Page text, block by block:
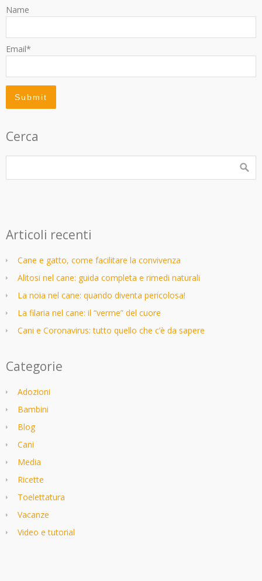
Name
Email*
Cerca
Articoli recenti
Cane e gatto, come facilitare la convivenza
Alitosi nel cane: guida completa e rimedi naturali
La noia nel cane: quando diventa pericolosa!
La filaria nel cane: il “verme” del cuore
Cani e Coronavirus: tutto quello che c’è da sapere
Categorie
Adozioni
Bambini
Blog
Cani
Media
Ricette
Toelettatura
Vacanze
Video e tutorial